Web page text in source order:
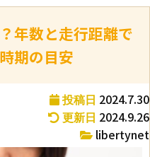
年数と走行距離で
期の目安
投稿日 2024.7.30
更新日 2024.9.26
libertynet